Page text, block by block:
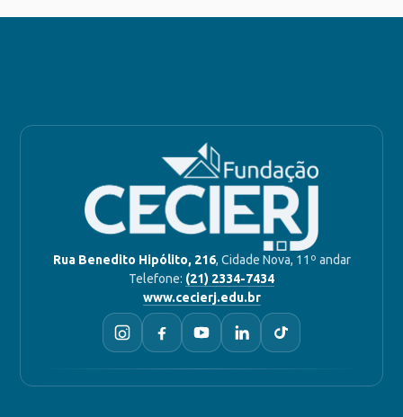
Rua Benedito Hipólito, 216, Cidade Nova, 11º andar
Telefone: (21) 2334-7434
www.cecierj.edu.br